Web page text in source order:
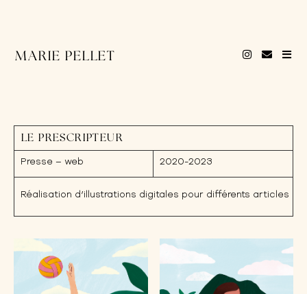
MARIE PELLET
LE PRESCRIPTEUR
Presse – web 2020-2023
Réalisation d’illustrations digitales pour différents articles